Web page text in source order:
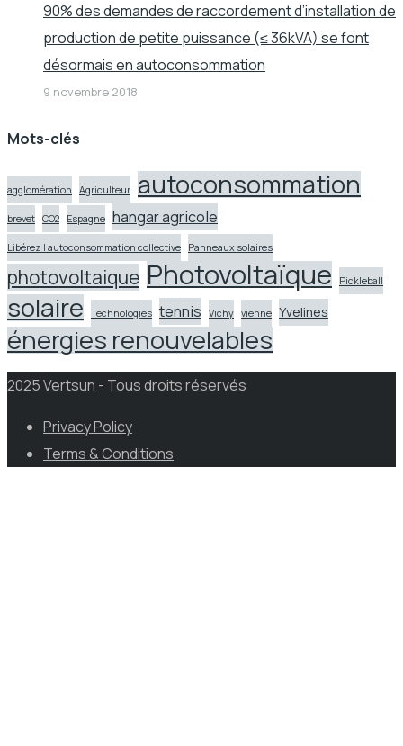
90% des demandes de raccordement d’installation de
production de petite puissance (≤ 36kVA) se font
désormais en autoconsommation
9 novembre 2018
Mots-clés
agglomération Agriculteur autoconsommation
brevet CO2 Espagne hangar agricole
Libérez l autoconsommation collective Panneaux solaires
photovoltaique Photovoltaïque Pickleball
solaire Technologies tennis Vichy vienne Yvelines
énergies renouvelables
2025 Vertsun - Tous droits réservés
Privacy Policy
Terms & Conditions